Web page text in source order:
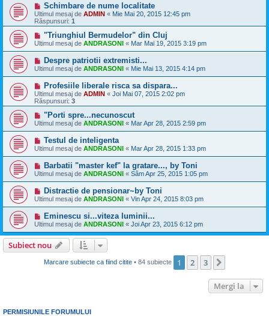
Schimbare de nume localitate
Ultimul mesaj de ADMIN « Mie Mai 20, 2015 12:45 pm
Răspunsuri: 1
"Triunghiul Bermudelor" din Cluj
Ultimul mesaj de ANDRASONI « Mar Mai 19, 2015 3:19 pm
Despre patriotii extremisti...
Ultimul mesaj de ANDRASONI « Mie Mai 13, 2015 4:14 pm
Profesiile liberale risca sa dispara...
Ultimul mesaj de ADMIN « Joi Mai 07, 2015 2:02 pm
Răspunsuri: 3
"Porti spre...necunoscut
Ultimul mesaj de ANDRASONI « Mar Apr 28, 2015 2:59 pm
Testul de inteligenta
Ultimul mesaj de ANDRASONI « Mar Apr 28, 2015 1:33 pm
Barbatii "master kef" la gratare..., by Toni
Ultimul mesaj de ANDRASONI « Sâm Apr 25, 2015 1:05 pm
Distractie de pensionar~by Toni
Ultimul mesaj de ANDRASONI « Vin Apr 24, 2015 8:03 pm
Eminescu si...viteza luminii...
Ultimul mesaj de ANDRASONI « Joi Apr 23, 2015 6:12 pm
Subiect nou
Marcare subiecte ca fiind citite • 84 subiecte 1 2 3
Mergi la
PERMISIUNILE FORUMULUI